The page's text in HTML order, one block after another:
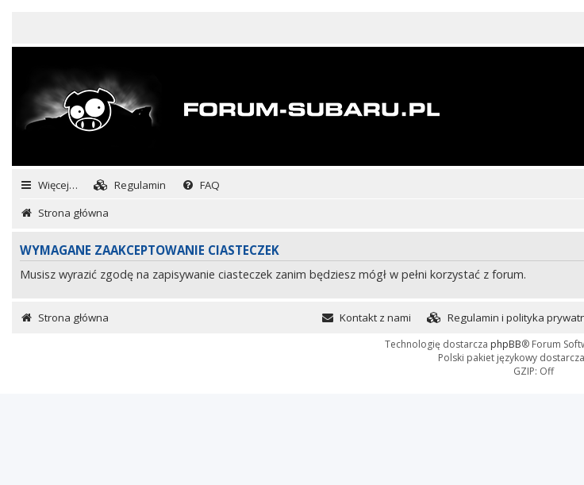
Więcej… Regulamin FAQ
Strona główna
WYMAGANE ZAAKCEPTOWANIE CIASTECZEK
Musisz wyrazić zgodę na zapisywanie ciasteczek zanim będziesz mógł w pełni korzystać z forum.
Strona główna Regulamin i polityka
Kontakt z nami
Technologię dostarcza phpBB® Forum
Polski pakiet językowy dostarcza
GZIP: Off